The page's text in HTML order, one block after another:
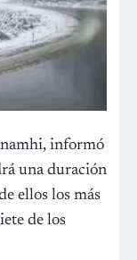
informó
una duración
ellos los más
de los